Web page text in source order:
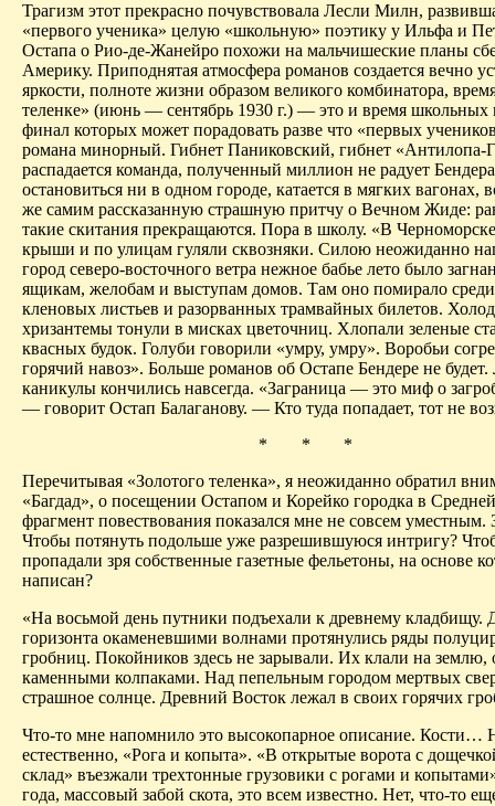
Трагизм этот прекрасно почувствовала Лесли Милн,
«первого ученика» целую «школьную» поэтику у Ильфа и
Остапа о Рио-де-Жанейро похожи на мальчишеские планы
Америку. Приподнятая атмосфера романов создается вечно
яркости, полноте жизни образом великого комбинатора,
теленке» (июнь — сентябрь 1930 г.) — это и время школьных
финал которых может порадовать разве что «первых
романа минорный. Гибнет Паниковский, гибнет «Антилопа-
распадается команда, полученный миллион не радует Бендера
остановиться ни в одном городе, катается в мягких вагонах,
же самим рассказанную страшную притчу о Вечном Жиде:
такие скитания прекращаются. Пора в школу. «В Черноморске
крыши и по улицам гуляли сквозняки. Силою неожиданно
город северо-восточного ветра нежное бабье лето было
ящикам, желобам и выступам домов. Там оно помирало
кленовых листьев и разорванных трамвайных билетов.
хризантемы тонули в мисках цветочниц. Хлопали зеленые
квасных будок. Голуби говорили «умру, умру». Воробьи
горячий навоз». Больше романов об Остапе Бендере не
каникулы кончились навсегда. «Заграница — это миф о
— говорит Остап Балаганову. — Кто туда попадает, тот не
* * *
Перечитывая «Золотого теленка», я неожиданно обратил
«Багдад», о посещении Остапом и Корейко городка в
фрагмент повествования показался мне не совсем уместным.
Чтобы потянуть подольше уже разрешившуюся интригу?
пропадали зря собственные газетные фельетоны, на основе
написан?
«На восьмой день путники подъехали к древнему кладбищу.
горизонта окаменевшими волнами протянулись ряды
гробниц. Покойников здесь не зарывали. Их клали на землю,
каменными колпаками. Над пепельным городом мертвых
страшное солнце. Древний Восток лежал в своих горячих
Что-то мне напомнило это высокопарное описание. Кости…
естественно, «Рога и копыта». «В открытые ворота с
склад» въезжали трехтонные грузовики с рогами и
года, массовый забой скота, это всем известно. Нет, что-то